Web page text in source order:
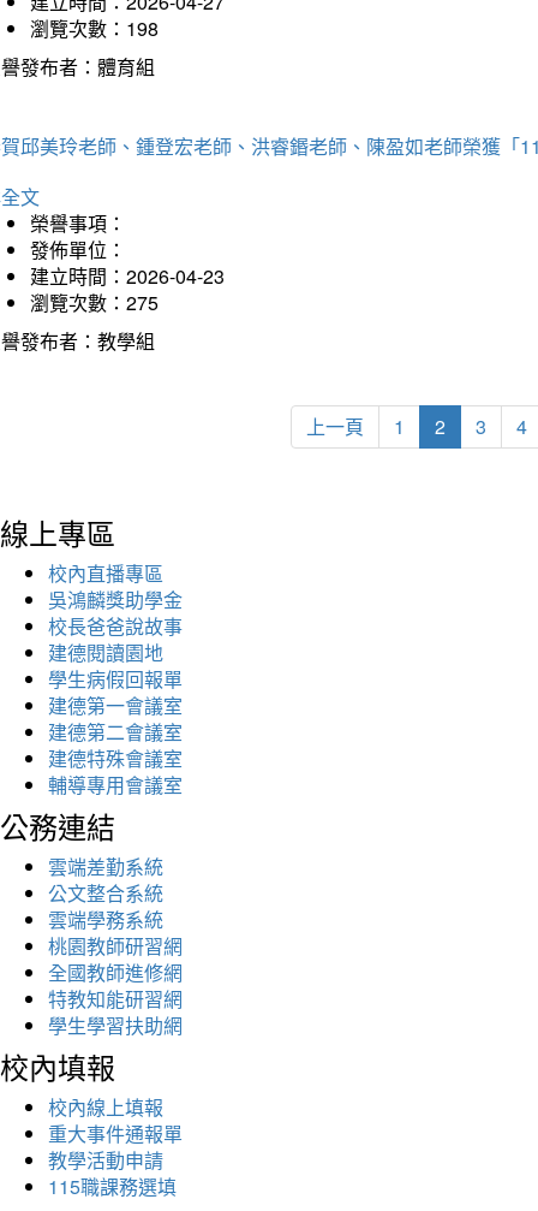
瀏覽次數：198
發布者：體育組
邱美玲老師、鍾登宏老師、洪睿鍲老師、陳盈如老師榮獲「
文
榮譽事項：
發佈單位：
建立時間：2026-04-23
瀏覽次數：275
發布者：教學組
上一頁 1 2 3 4
線上專區
校內直播專區
吳鴻麟獎助學金
校長爸爸說故事
建德閱讀園地
學生病假回報單
建德第一會議室
建德第二會議室
建德特殊會議室
輔導專用會議室
公務連結
雲端差勤系統
公文整合系統
雲端學務系統
桃園教師研習網
全國教師進修網
特教知能研習網
學生學習扶助網
校內填報
校內線上填報
重大事件通報單
教學活動申請
115職課務選填